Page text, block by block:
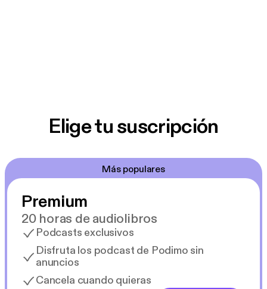
Elige tu suscripción
Más populares
Premium
20 horas de audiolibros
Podcasts exclusivos
Disfruta los podcast de Podimo sin
anuncios
Cancela cuando quieras